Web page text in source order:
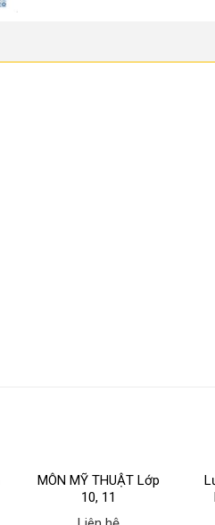
MÔN MỸ THUẬT Lớp
10, 11